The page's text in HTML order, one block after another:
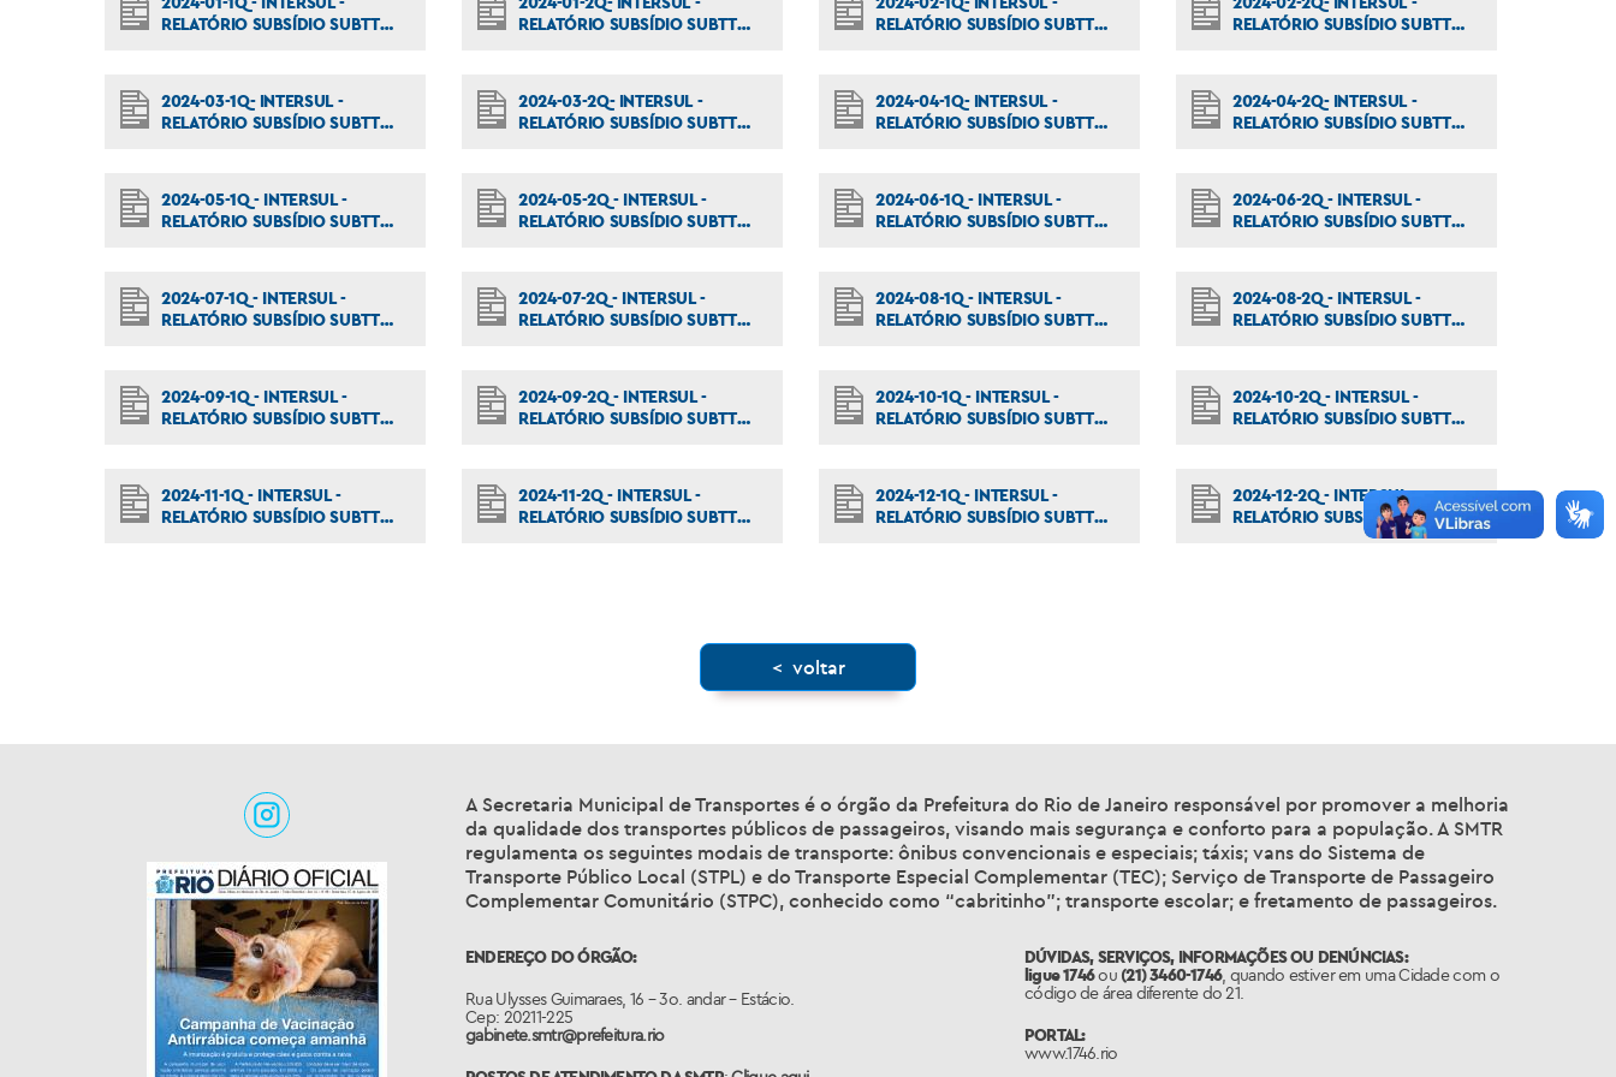
RELATÓRIO SUBSÍDIO SUBTT
RELATÓRIO SUBSÍDIO SUBTT
RELATÓRIO SUBSÍDIO SUBTT
RELATÓRIO SUBSÍDIO SUBTT
2024-03-1Q- INTERSUL -
RELATÓRIO SUBSÍDIO SUBTT
2024-03-2Q- INTERSUL -
RELATÓRIO SUBSÍDIO SUBTT
2024-04-1Q- INTERSUL -
RELATÓRIO SUBSÍDIO SUBTT
2024-04-2Q- INTERSUL -
RELATÓRIO SUBSÍDIO SUBTT
2024-05-1Q - INTERSUL -
RELATÓRIO SUBSÍDIO SUBTT
2024-05-2Q - INTERSUL -
RELATÓRIO SUBSÍDIO SUBTT
2024-06-1Q - INTERSUL -
RELATÓRIO SUBSÍDIO SUBTT
2024-06-2Q - INTERSUL -
RELATÓRIO SUBSÍDIO SUBTT
2024-07-1Q - INTERSUL -
RELATÓRIO SUBSÍDIO SUBTT
2024-07-2Q - INTERSUL -
RELATÓRIO SUBSÍDIO SUBTT
2024-08-1Q - INTERSUL -
RELATÓRIO SUBSÍDIO SUBTT
2024-08-2Q - INTERSUL -
RELATÓRIO SUBSÍDIO SUBTT
2024-09-1Q - INTERSUL -
RELATÓRIO SUBSÍDIO SUBTT
2024-09-2Q - INTERSUL -
RELATÓRIO SUBSÍDIO SUBTT
2024-10-1Q - INTERSUL -
RELATÓRIO SUBSÍDIO SUBTT
2024-10-2Q - INTERSUL -
RELATÓRIO SUBSÍDIO SUBTT
2024-11-1Q - INTERSUL -
RELATÓRIO SUBSÍDIO SUBTT
2024-11-2Q - INTERSUL -
RELATÓRIO SUBSÍDIO SUBTT
2024-12-1Q - INTERSUL -
RELATÓRIO SUBSÍDIO SUBTT
2024-12-2Q - INTERSUL -
RELATÓRIO SUBSÍDIO SUBTT
< voltar
A Secretaria Municipal de Transportes é o órgão da Prefeitura do Rio de Janeiro responsável por promover a melhoria
da qualidade dos transportes públicos de passageiros, visando mais segurança e conforto para a população. A SMTR
regulamenta os seguintes modais de transporte: ônibus convencionais e especiais; táxis; vans do Sistema de
Transporte Público Local (STPL) e do Transporte Especial Complementar (TEC); Serviço de Transporte de Passageiro
Complementar Comunitário (STPC), conhecido como “cabritinho”; transporte escolar; e fretamento de passageiros.
ENDEREÇO DO ÓRGÃO:
Rua Ulysses Guimaraes, 16 – 3o. andar – Estácio.
Cep: 20211-225
gabinete.smtr@prefeitura.rio
DÚVIDAS, SERVIÇOS, INFORMAÇÕES OU DENÚNCIAS:
ligue 1746ou (21) 3460-1746, quando estiver em uma Cidade com o
código de área diferente do 21.
PORTAL:
www.1746.rio